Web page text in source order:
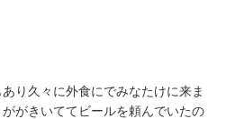
り久々に外食にでみなたけに来ま
がきいててビールを頼んでいたの